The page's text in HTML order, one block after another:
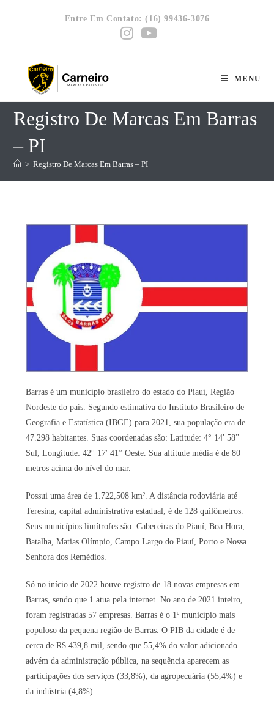
Entre Em Contato: (16) 99436-3076
MENU
Registro De Marcas Em Barras
– PI
> Registro De Marcas Em Barras – PI
Barras é um município brasileiro do estado do Piauí, Região
Nordeste do país. Segundo estimativa do Instituto Brasileiro de
Geografia e Estatística (IBGE) para 2021, sua população era de
47.298 habitantes. Suas coordenadas são: Latitude: 4° 14′ 58”
Sul, Longitude: 42° 17′ 41” Oeste. Sua altitude média é de 80
metros acima do nível do mar.
Possui uma área de 1.722,508 km². A distância rodoviária até
Teresina, capital administrativa estadual, é de 128 quilômetros.
Seus municípios limítrofes são: Cabeceiras do Piauí, Boa Hora,
Batalha, Matias Olímpio, Campo Largo do Piauí, Porto e Nossa
Senhora dos Remédios.
Só no início de 2022 houve registro de 18 novas empresas em
Barras, sendo que 1 atua pela internet. No ano de 2021 inteiro,
foram registradas 57 empresas. Barras é o 1º município mais
populoso da pequena região de Barras. O PIB da cidade é de
cerca de R$ 439,8 mil, sendo que 55,4% do valor adicionado
advém da administração pública, na sequência aparecem as
participações dos serviços (33,8%), da agropecuária (55,4%) e
da indústria (4,8%).